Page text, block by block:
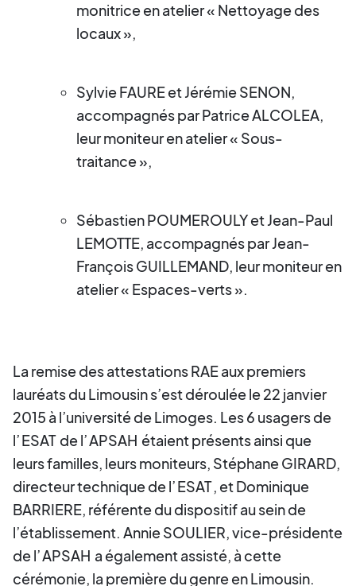
monitrice en atelier « Nettoyage des
locaux »,
Sylvie FAURE et Jérémie SENON,
accompagnés par Patrice ALCOLEA,
leur moniteur en atelier « Sous-
traitance »,
Sébastien POUMEROULY et Jean-Paul
LEMOTTE, accompagnés par Jean-
François GUILLEMAND, leur moniteur en
atelier « Espaces-verts ».
La remise des attestations RAE aux premiers
lauréats du Limousin s’est déroulée le 22 janvier
2015 à l’université de Limoges. Les 6 usagers de
l’ESAT de l’APSAH étaient présents ainsi que
leurs familles, leurs moniteurs, Stéphane GIRARD,
directeur technique de l’ESAT, et Dominique
BARRIERE, référente du dispositif au sein de
l’établissement. Annie SOULIER, vice-présidente
de l’APSAH a également assisté, à cette
cérémonie, la première du genre en Limousin.